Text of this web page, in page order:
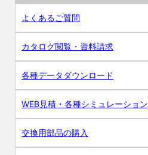
よくあるご質問
カタログ閲覧・資料請求
各種データダウンロード
WEB見積・各種シミュレーション
交換用部品の購入